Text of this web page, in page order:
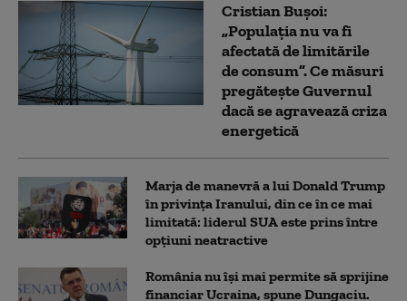
Cristian Bușoi:
„Populația nu va fi
afectată de limitările
de consum”. Ce măsuri
pregătește Guvernul
dacă se agravează criza
energetică
Marja de manevră a lui Donald Trump
în privința Iranului, din ce în ce mai
limitată: liderul SUA este prins între
opțiuni neatractive
România nu își mai permite să sprijine
financiar Ucraina, spune Dungaciu.